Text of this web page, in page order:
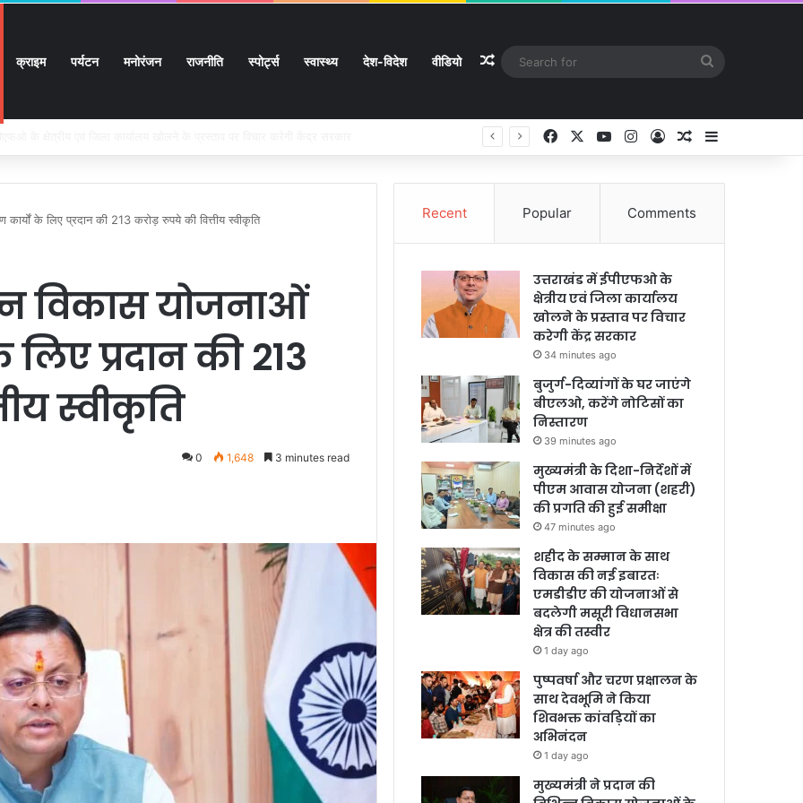
क्राइम पर्यटन मनोरंजन राजनीति स्पोर्ट्स स्वास्थ्य देश-विदेश वीडियो Random Article
Facebook YouTubeInstagram
Log InRandom Article
कार्यों के लिए प्रदान की 213 करोड़ रुपये की वित्तीय स्वीकृति
विकास योजनाओं
लिए प्रदान की 213
स्वीकृति
0 1,648 3 minutes read
Recent Popular Comments
उत्तराखंड में ईपीएफओ के
क्षेत्रीय एवं जिला कार्यालय
खोलने के प्रस्ताव पर विचार
करेगी केंद्र सरकार
34 minutes ago
बुजुर्ग-दिव्यांगों के घर जाएंगे
बीएलओ, करेंगे नोटिसों का
निस्तारण
39 minutes ago
मुख्यमंत्री के दिशा-निर्देशों में
पीएम आवास योजना (शहरी)
की प्रगति की हुई समीक्षा
47 minutes ago
शहीद के सम्मान के साथ
विकास की नई इबारतः
एमडीडीए की योजनाओं से
बदलेगी मसूरी विधानसभा
क्षेत्र की तस्वीर
1 day ago
पुष्पवर्षा और चरण प्रक्षालन के
साथ देवभूमि ने किया
शिवभक्त कांवड़ियों का
अभिनंदन
1 day ago
मुख्यमंत्री ने प्रदान की